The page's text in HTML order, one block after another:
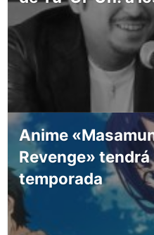
Anime
Revenge»
temporada